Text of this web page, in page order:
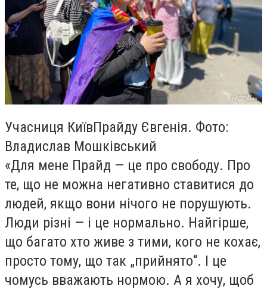
Учасниця КиївПрайду Євгенія. Фото:
Владислав Мошківський
«Для мене Прайд — це про свободу. Про
те, що не можна негативно ставитися до
людей, якщо вони нічого не порушують.
Люди різні — і це нормально. Найгірше,
що багато хто живе з тими, кого не кохає,
просто тому, що так „прийнято“. І це
чомусь вважають нормою. А я хочу, щоб